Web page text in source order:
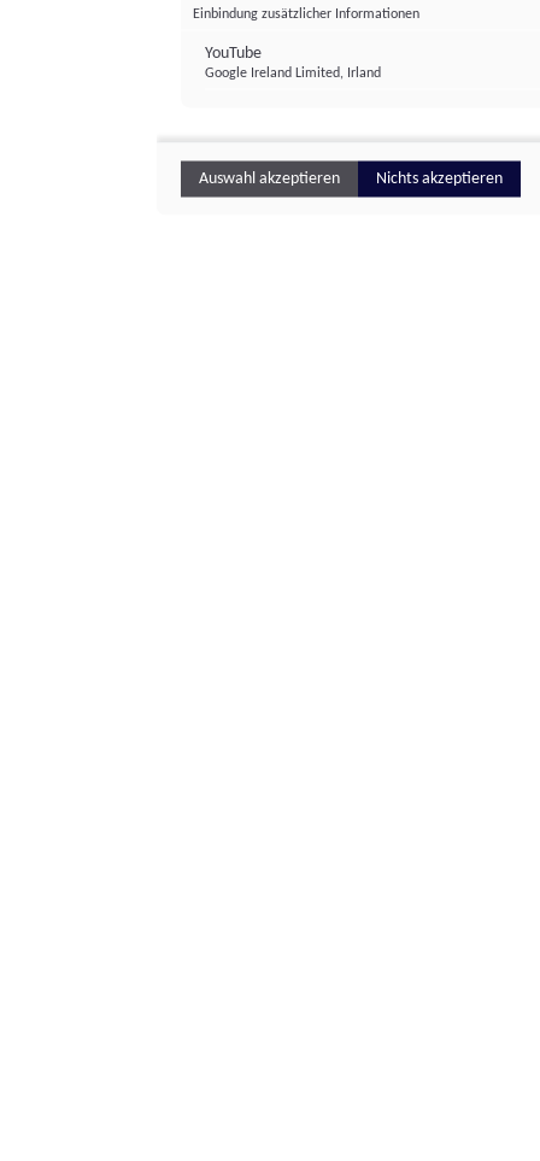
Einbindung zusätzlicher Informationen
YouTube
Google Ireland Limited, Irland
Auswahl akzeptieren Nichts akzeptieren